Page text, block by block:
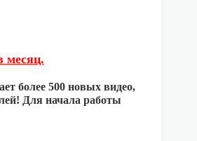
месяц.
более 500 новых видео,
Для начала работы